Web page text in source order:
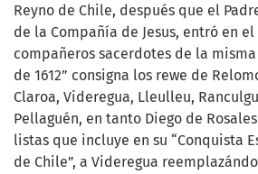
Reyno de Chile, después que el
de la Compañía de Jesus, entró en el
compañeros sacerdotes de la
de 1612” consigna los rewe de
Claroa, Videregua, Lleulleu,
Pellaguén, en tanto Diego de
listas que incluye en su “Conquista
de Chile”, a Videregua